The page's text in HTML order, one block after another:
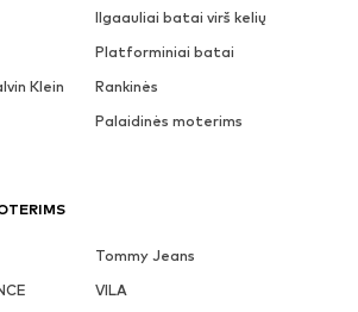
Ilgaauliai batai virš kelių
Platforminiai batai
Klein
Rankinės
Palaidinės moterims
Tommy Jeans
VILA